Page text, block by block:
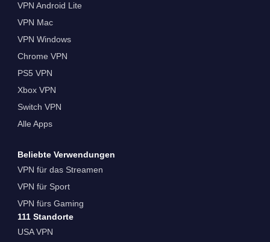
VPN Android Lite
VPN Mac
VPN Windows
Chrome VPN
PS5 VPN
Xbox VPN
Switch VPN
Alle Apps
Beliebte Verwendungen
VPN für das Streamen
VPN für Sport
VPN fürs Gaming
111 Standorte
USA VPN